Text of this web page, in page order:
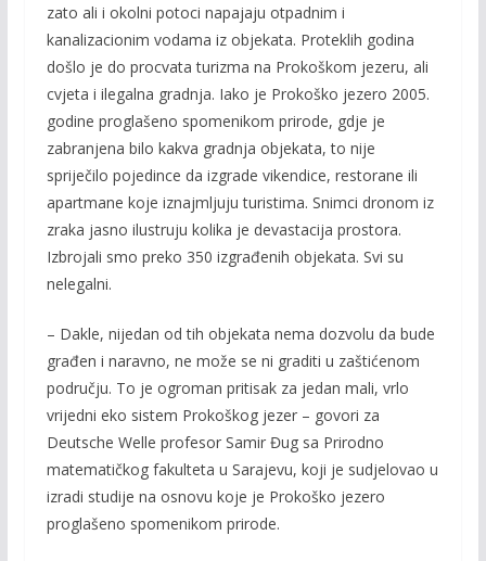
zato ali i okolni potoci napajaju otpadnim i
kanalizacionim vodama iz objekata. Proteklih godina
došlo je do procvata turizma na Prokoškom jezeru, ali
cvjeta i ilegalna gradnja. Iako je Prokoško jezero 2005.
godine proglašeno spomenikom prirode, gdje je
zabranjena bilo kakva gradnja objekata, to nije
spriječilo pojedince da izgrade vikendice, restorane ili
apartmane koje iznajmljuju turistima. Snimci dronom iz
zraka jasno ilustruju kolika je devastacija prostora.
Izbrojali smo preko 350 izgrađenih objekata. Svi su
nelegalni.
– Dakle, nijedan od tih objekata nema dozvolu da bude
građen i naravno, ne može se ni graditi u zaštićenom
području. To je ogroman pritisak za jedan mali, vrlo
vrijedni eko sistem Prokoškog jezer – govori za
Deutsche Welle profesor Samir Đug sa Prirodno
matematičkog fakulteta u Sarajevu, koji je sudjelovao u
izradi studije na osnovu koje je Prokoško jezero
proglašeno spomenikom prirode.